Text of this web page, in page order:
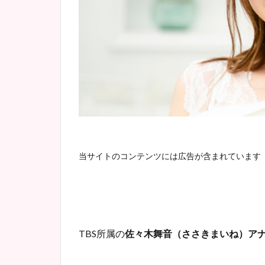
当サイトのコンテンツには広告が含まれています
TBS所属の佐々木舞音（ささきまいね）ア